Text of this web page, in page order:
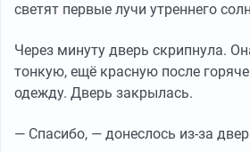
светят первые лучи утреннего
Через минуту дверь скрипнула.
тонкую, ещё красную после
одежду. Дверь закрылась.
— Спасибо, — донеслось из-за